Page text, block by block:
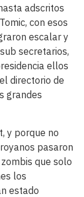
adscritos
con esos
escalar y
secretarios,
ellos
directorio de
grandes
y porque no
pasaron
que solo
los
estado